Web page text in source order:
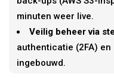
minuten weer live.
Veilig beheer via
authenticatie (2FA)
ingebouwd.